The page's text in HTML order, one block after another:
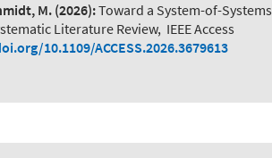
M.(2026):Toward a System-of-
Literature Review, IEEE Access
10.1109/ACCESS.2026.3679613